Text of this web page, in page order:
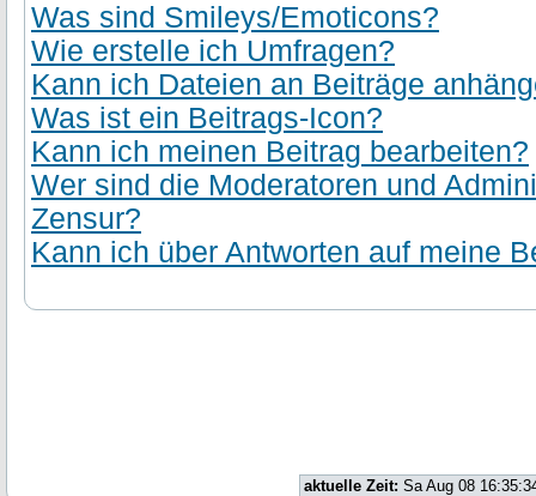
Was sind Smileys/Emoticons?
Wie erstelle ich Umfragen?
Kann ich Dateien an Beiträge
Was ist ein Beitrags-Icon?
Kann ich meinen Beitrag bearbeiten?
Wer sind die Moderatoren und
Zensur?
Kann ich über Antworten auf meine
aktuelle Zeit: Sa Aug 08